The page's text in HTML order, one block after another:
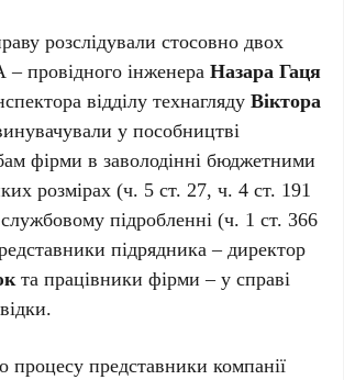
розслідували стосовно двох
– провідного інженераНазара Гаця
відділу технаглядуВіктора
у пособництві
фірми в заволодінні бюджетними
розмірах (ч. 5 ст. 27, ч. 4 ст. 191
підробленні (ч. 1 ст. 366
підрядника – директор
та працівники фірми – у справі
процесу представники компанії